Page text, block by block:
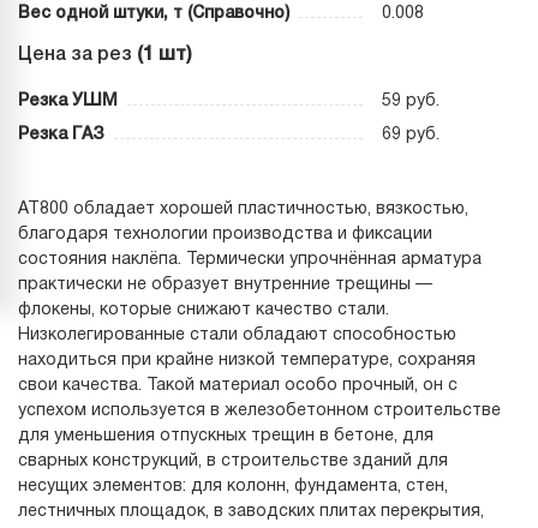
Вес одной штуки, т (Справочно) 0.008
Цена за рез (1 шт)
Резка УШМ 59 руб.
Резка ГАЗ 69 руб.
АТ800 обладает хорошей пластичностью, вязкостью,
благодаря технологии производства и фиксации
состояния наклёпа. Термически упрочнённая арматура
практически не образует внутренние трещины —
флокены, которые снижают качество стали.
Низколегированные стали обладают способностью
находиться при крайне низкой температуре, сохраняя
свои качества. Такой материал особо прочный, он с
успехом используется в железобетонном строительстве
для уменьшения отпускных трещин в бетоне, для
сварных конструкций, в строительстве зданий для
несущих элементов: для колонн, фундамента, стен,
лестничных площадок, в заводских плитах перекрытия,